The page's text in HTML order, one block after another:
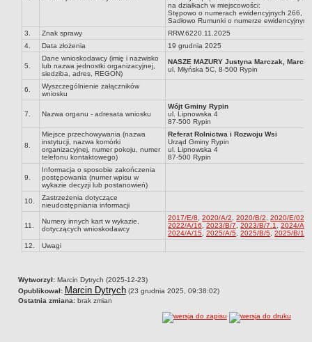
Rejestr zbiorów danych osobowych
RODO Klauzule informacyjne
AKTUALNOŚCI I OGŁOSZENIA
URZĄD GMINY
Dane teleadresowe
Nr konta bankowego, NIP, REGON
Pracownicy urzędu - urząd gminy
Pracownicy urzędu - baza magazynowo - warsztatowa
Kompetencje referatów
Regulamin organizacyjny
Regulamin naboru na wolne stanowiska urzędnicze
Ogłoszenia o naborze na wolne stanowiska urzędnicze
wolne stanowiska urzędnicze
Wyniki naboru na wolne stanowiska urzędnicze
na działkach w miejscowości:
Stępowo o numerach ewidencyjnych 266,
Sadłowo Rumunki o numerze ewidencyjnym
3.
Znak sprawy
RRW.6220.11.2025
4.
Data złożenia 19 grudnia 2025
5.
Dane wnioskodawcy (imię i nazwisko
lub nazwa jednostki organizacyjnej,
siedziba, adres, REGON)
NASZE MAZURY Justyna Marczak,
ul. Młyńska 5C, 8-500 Rypin
6.
Wyszczególnienie załączników
wniosku
7. Nazwa organu - adresata wniosku
Wójt Gminy Rypin
ul. Lipnowska 4
87-500 Rypin
8.
Miejsce przechowywania (nazwa
instytucji, nazwa komórki
organizacyjnej, numer pokoju, numer
telefonu kontaktowego)
Referat Rolnictwa i Rozwoju Wsi
Urząd Gminy Rypin
ul. Lipnowska 4
87-500 Rypin
9.
Informacja o sposobie zakończenia
postępowania (numer wpisu w
wykazie decyzji lub postanowień)
10.
Zastrzeżenia dotyczące
nieudostępniania informacji
11.
Numery innych kart w wykazie,
dotyczących wnioskodawcy
2017/E/8 ,2020/A/2 ,2020/B/2 ,2020/E/02
2022/A/16
,2023/B/7 ,2023/B/7.1 ,2024/A/1
2024/A/15
,2025/A/5 ,2025/B/5 ,2025/B/11
12.
Uwagi
Wytworzył:Marcin Dytrych (2025-12-23)
Opublikował: Marcin Dytrych(23 grudnia 2025, 09:38:02)
Ostatnia zmiana:brak zmian